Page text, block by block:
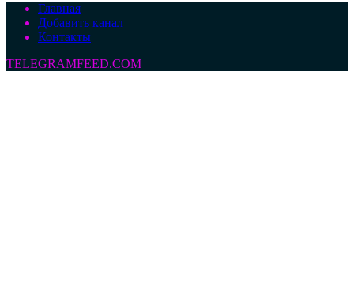
Главная
Добавить канал
Контакты
TELEGRAMFEED.COM